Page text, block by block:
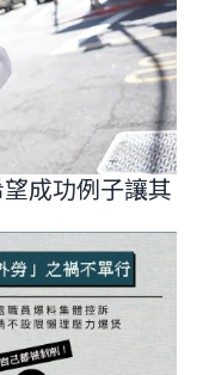
成功例子讓其